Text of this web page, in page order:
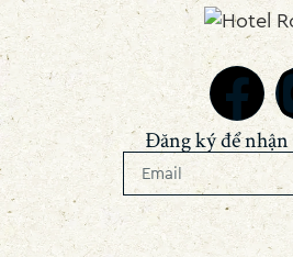
Đăng ký để